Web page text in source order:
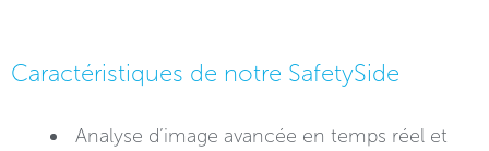
Caractéristiques​ de notre SafetySide
Analyse d’image avancée en temps réel et